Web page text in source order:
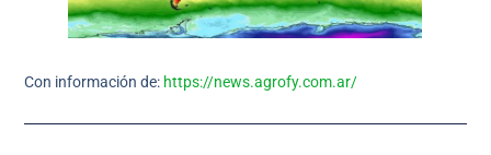
Con información de: https://news.agrofy.com.ar/